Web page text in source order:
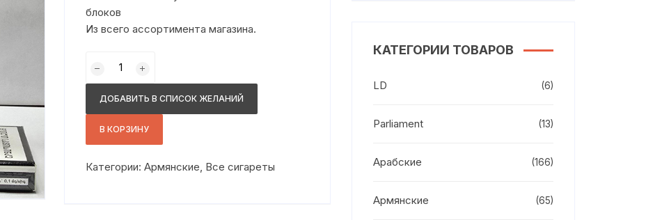
блоков
Из всего ассортимента магазина.
товара
ДОБАВИТЬ В СПИСОК ЖЕЛАНИЙ
В КОРЗИНУ
Категории:Армянские Все сигареты
КАТЕГОРИИ ТОВАРОВ
LD (6)
Parliament (13)
Арабские (166)
Армянские (65)